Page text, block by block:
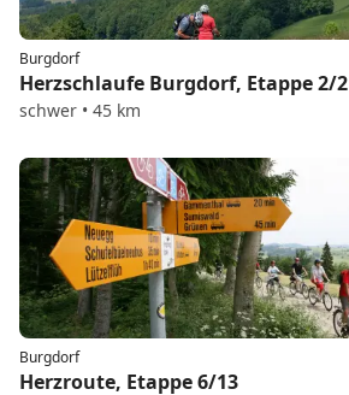
Burgdorf
Herzschlaufe Burgdorf, Etappe 2/2
schwer • 45 km
Burgdorf
Herzroute, Etappe 6/13